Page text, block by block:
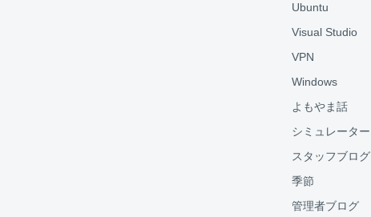
Ubuntu
Visual Studio
VPN
Windows
よもやま話
シミュレーター
スタッフブログ
季節
管理者ブログ